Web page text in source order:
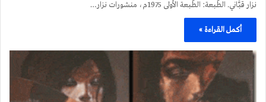
نزار قبَّاني. الطَّبعة: الطَّبعة الأولى 1975م، منشورات نزار…
أكمل القراءة »